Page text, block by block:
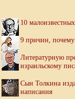
10
9 причин, почему
Литературную
израильскому
Сын Толкина
написания